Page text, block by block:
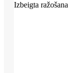
Izbeigta ražošana